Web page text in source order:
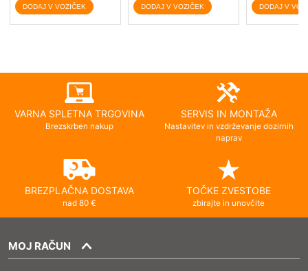
VARNA SPLETNA TRGOVINA
Brezskrben nakup
SERVIS IN MONTAŽA
Nastavitev in vzdrževanje dozirnih
naprav
BREZPLAČNA DOSTAVA
nad 80 €
TOČKE ZVESTOBE
zbirajte in unovčite
MOJ RAČUN